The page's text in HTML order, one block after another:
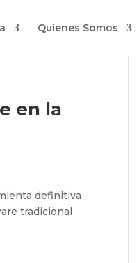
Quienes Somos
en la
definitiva
tradicional